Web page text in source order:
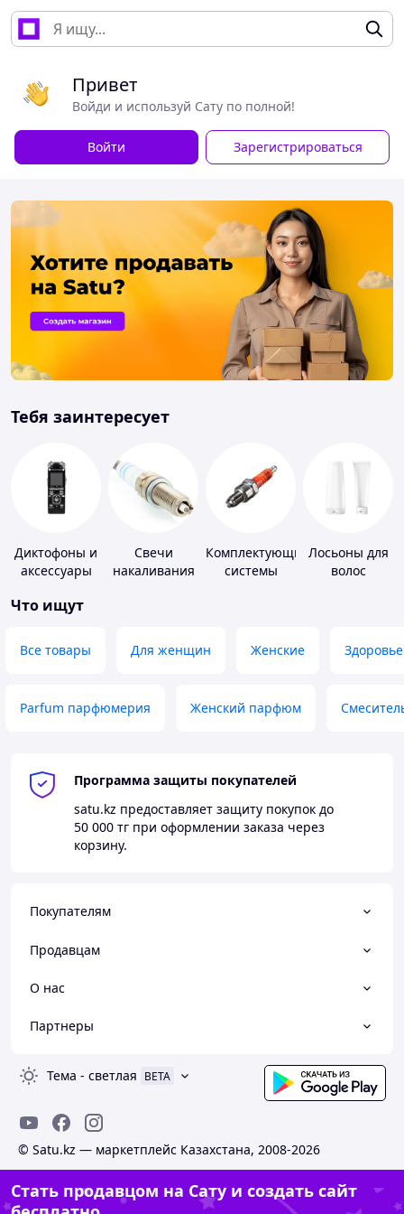
Привет
Войди и используй Сату по полной!
Войти Зарегистрироваться
Тебя заинтересует
Диктофоны и
аксессуары
Свечи
накаливания
Комплектующие
системы
Лосьоны для
волос
Что ищут
Все товары Для женщин Женские Здоровье
Parfum парфюмерия Женский парфюм
Программа защиты покупателей
satu.kz предоставляет защиту покупок до
50 000 тг при оформлении заказа через
корзину.
Покупателям
Продавцам
О нас
Партнеры
Тема - светлая BETA
© Satu.kz — маркетплейс Казахстана, 2008-2026
Стать продавцом на Сату и создать сайт